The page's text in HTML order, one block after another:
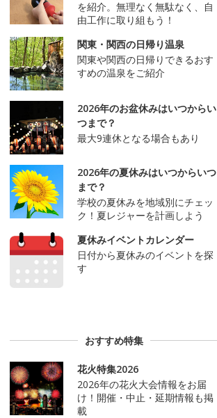
を紹介。無理なく無駄なく、自
由工作に取り組もう！
関東・関西の日帰り温泉
関東や関西の日帰りできるおす
すめの温泉をご紹介
2026年のお盆休みはいつからい
つまで？
最大9連休となる場合もあり
2026年の夏休みはいつからいつ
まで？
学校の夏休みを地域別にチェッ
ク！夏レジャーを計画しよう
夏休みイベントカレンダー
日付から夏休みのイベントを探
す
おすすめ特集
花火特集2026
2026年の花火大会情報をお届
け！開催・中止・延期情報も掲
載